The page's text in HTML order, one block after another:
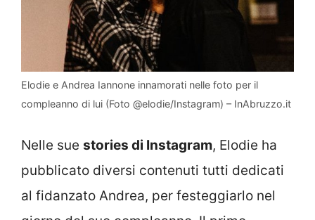
Elodie e Andrea Iannone innamorati nelle foto per il
compleanno di lui (Foto @elodie/Instagram) – InAbruzzo.it
Nelle sue stories di Instagram, Elodie ha
pubblicato diversi contenuti tutti dedicati
al fidanzato Andrea, per festeggiarlo nel